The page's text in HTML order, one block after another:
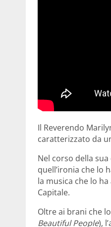
Il Reverendo
caratterizzato da
Nel corso della
quell’ironia che lo
la musica che lo
Capitale.
Oltre ai brani che
Beautiful People),